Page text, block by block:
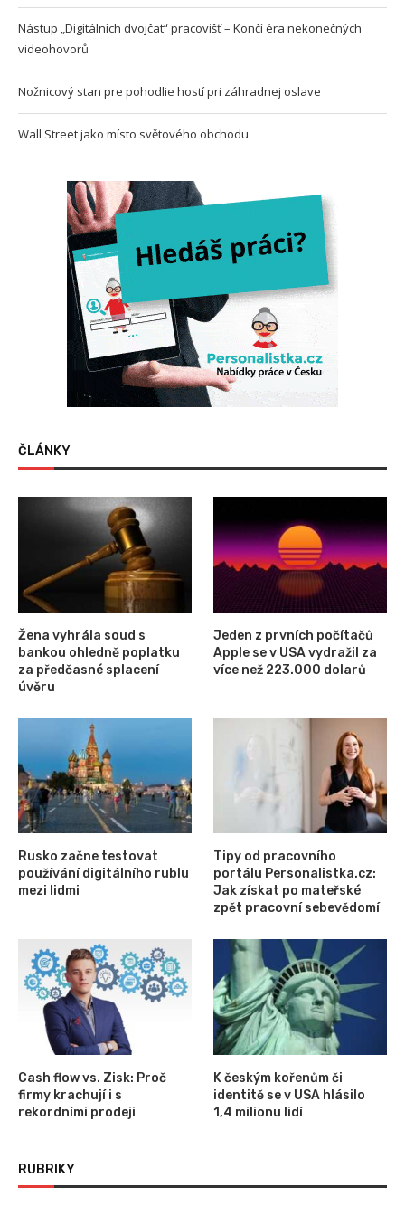
Nástup „Digitálních dvojčat“ pracovišť – Končí éra nekonečných
videohovorů
Nožnicový stan pre pohodlie hostí pri záhradnej oslave
Wall Street jako místo světového obchodu
ČLÁNKY
Žena vyhrála soud s
bankou ohledně poplatku
za předčasné splacení
úvěru
Jeden z prvních počítačů
Apple se v USA vydražil za
více než 223.000 dolarů
Rusko začne testovat
používání digitálního rublu
mezi lidmi
Tipy od pracovního
portálu Personalistka.cz:
Jak získat po mateřské
zpět pracovní sebevědomí
Cash flow vs. Zisk: Proč
firmy krachují i s
rekordními prodeji
K českým kořenům či
identitě se v USA hlásilo
1,4 milionu lidí
RUBRIKY